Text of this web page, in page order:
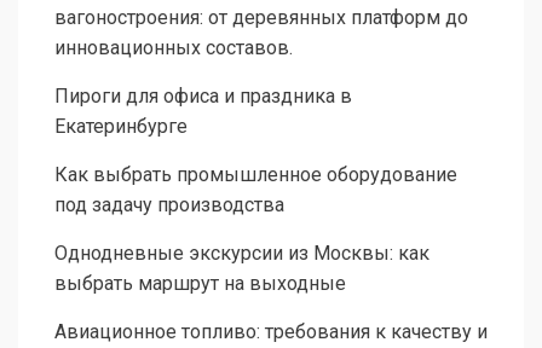
вагоностроения: от деревянных платформ до
инновационных составов.
Пироги для офиса и праздника в
Екатеринбурге
Как выбрать промышленное оборудование
под задачу производства
Однодневные экскурсии из Москвы: как
выбрать маршрут на выходные
Авиационное топливо: требования к качеству и